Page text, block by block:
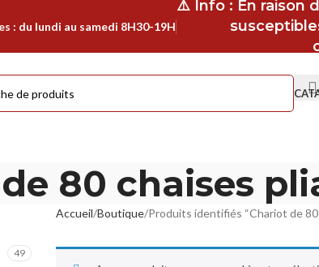
: du lundi au samedi 8H30-19H
⚠️ Info : En raison
80 chaises
49
Accueil Boutique Produits identifiés “Chariot de